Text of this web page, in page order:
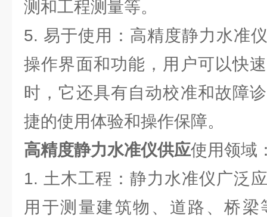
测和工程测量等。
5. 易于使用：高精度静力水准
操作界面和功能，用户可以快
时，它还具有自动校准和故障
捷的使用体验和操作保障。
高精度静力水准仪供应使用领域
1. 土木工程：静力水准仪广泛
用于测量建筑物、道路、桥